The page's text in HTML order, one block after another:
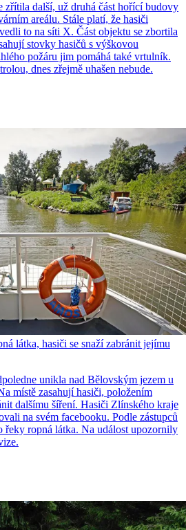
zřítila další, už druhá část hořící budovy
areálu. Stále platí, že hasiči
to na síti X. Část objektu se zbortila
stovky hasičů s výškovou
požáru jim pomáhá také vrtulník.
dnes zřejmě uhašen nebude.
látka, hasiči se snaží zabránit jejímu
unikla nad Bělovským jezem u
místě zasahují hasiči, položením
dalšímu šíření. Hasiči Zlínského kraje
na svém facebooku. Podle zástupců
řeky ropná látka. Na událost upozornily